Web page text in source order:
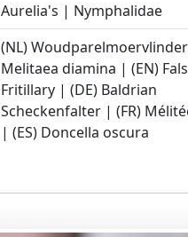
Aurelia's | Nymphalidae
(NL)
Melitaea diamina | (EN)
Fritillary | (DE) Baldrian
Scheckenfalter | (FR)
| (ES) Doncella oscura